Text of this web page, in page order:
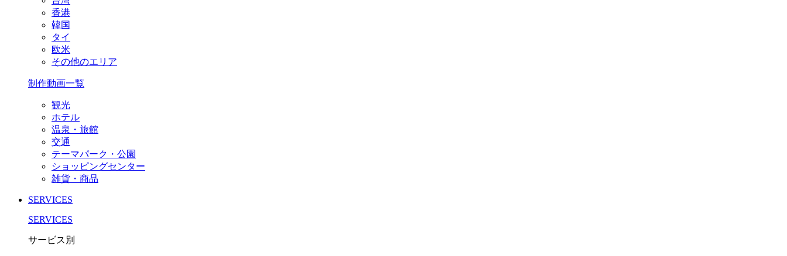
香港
韓国
タイ
欧米
その他のエリア
制作動画一覧
観光
ホテル
温泉・旅館
交通
テーマパーク・公園
ショッピングセンター
雑貨・商品
SERVICES
SERVICES
サービス別